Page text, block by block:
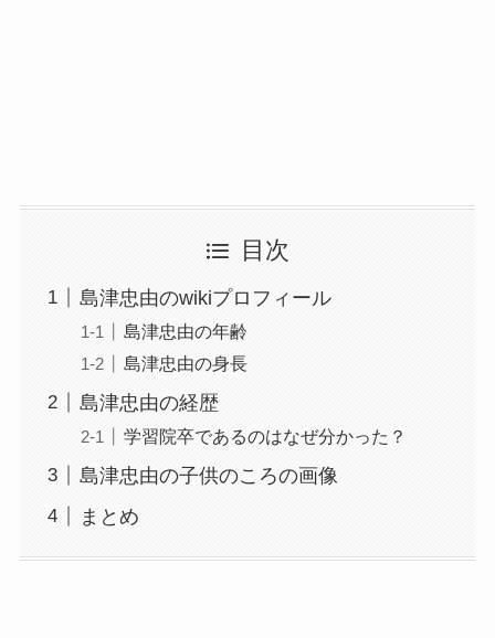
目次
島津忠由のwikiプロフィール
島津忠由の年齢
島津忠由の身長
島津忠由の経歴
学習院卒であるのはなぜ分かった？
島津忠由の子供のころの画像
まとめ